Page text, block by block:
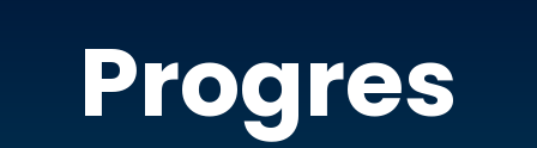
Progres